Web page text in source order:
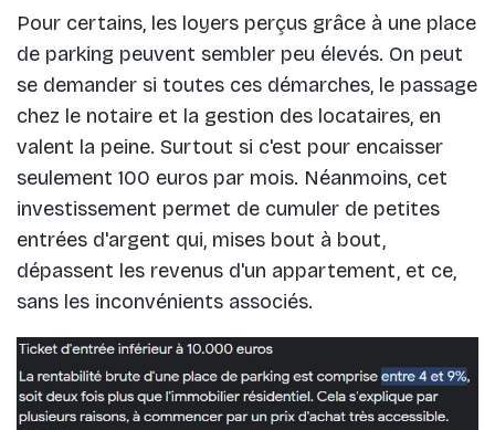
Pour certains, les loyers perçus grâce à une place
de parking peuvent sembler peu élevés. On peut
se demander si toutes ces démarches, le passage
chez le notaire et la gestion des locataires, en
valent la peine. Surtout si c'est pour encaisser
seulement 100 euros par mois. Néanmoins, cet
investissement permet de cumuler de petites
entrées d'argent qui, mises bout à bout,
dépassent les revenus d'un appartement, et ce,
sans les inconvénients associés.